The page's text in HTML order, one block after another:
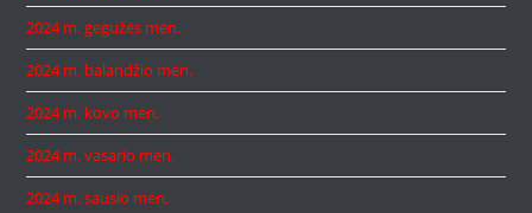
2024 m. gegužės mėn.
2024 m. balandžio mėn.
2024 m. kovo mėn.
2024 m. vasario mėn.
2024 m. sausio mėn.